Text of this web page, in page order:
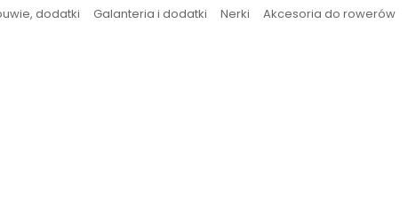
dodatki Galanteria i dodatki Nerki Akcesoria do rowerów